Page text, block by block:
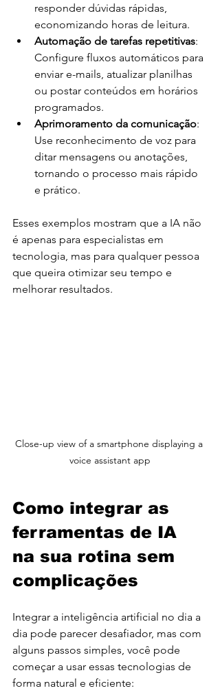
responder dúvidas rápidas,
economizando horas de leitura.
Automação de tarefas repetitivas:
Configure fluxos automáticos para
enviar e-mails, atualizar planilhas
ou postar conteúdos em horários
programados.
Aprimoramento da comunicação:
Use reconhecimento de voz para
ditar mensagens ou anotações,
tornando o processo mais rápido
e prático.
Esses exemplos mostram que a IA não
é apenas para especialistas em
tecnologia, mas para qualquer pessoa
que queira otimizar seu tempo e
melhorar resultados.
Close-up view of a smartphone displaying a
voice assistant app
Como integrar as
ferramentas de IA
na sua rotina sem
complicações
Integrar a inteligência artificial no dia a
dia pode parecer desafiador, mas com
alguns passos simples, você pode
começar a usar essas tecnologias de
forma natural e eficiente: